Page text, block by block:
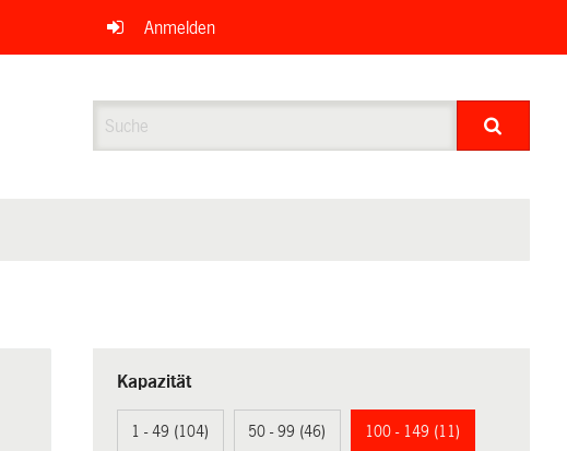
Anmelden
Kapazität
1 - 49 (104) 50 - 99 (46) 100 - 149 (11)